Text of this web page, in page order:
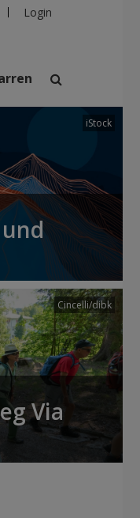
Login
Einrichtungen
iStock
Cincelli/dibk
Via